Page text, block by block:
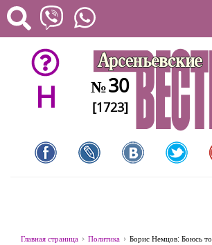
H №30
[1723]
Главная страница Политика
Борис Немцов: Боюсь